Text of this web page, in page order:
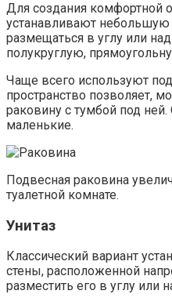
Для создания комфортной
устанавливают
размещаться в углу или
полукруглую,
Чаще всего используют
пространство позволяет,
раковину с тумбой под
маленькие.
Подвесная раковина
туалетной комнате.
Унитаз
Классический вариант
стены, расположенной
разместить его в углу или